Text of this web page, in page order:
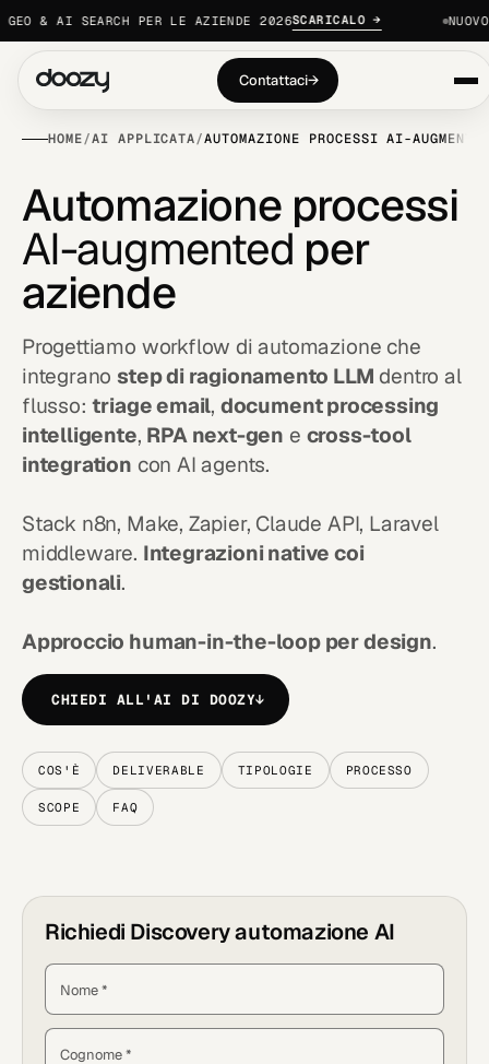
& AI SEARCH PER LE AZIENDE 2026SCARICALO → NUOVO
Contattaci→
HOME/AI APPLICATA/AUTOMAZIONE PROCESSI AI-
Automazione processi
AI-augmented per
aziende
Progettiamo workflow di automazione che
integranostep di ragionamento LLM dentro al
flusso:triage email, document processing
intelligente, RPA next-gen e cross-tool
integration con AI agents.
Stack n8n, Make, Zapier, Claude API, Laravel
middleware. Integrazioni native coi
gestionali.
Approccio human-in-the-loop per design.
CHIEDI ALL'AI DI DOOZY↓
COS'È DELIVERABLE TIPOLOGIE PROCESSO
SCOPE FAQ
Richiedi Discovery automazione AI
Nome *
Cognome *